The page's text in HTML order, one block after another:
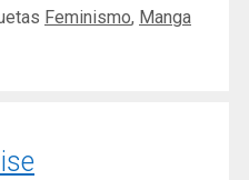
Feminismo, Manga